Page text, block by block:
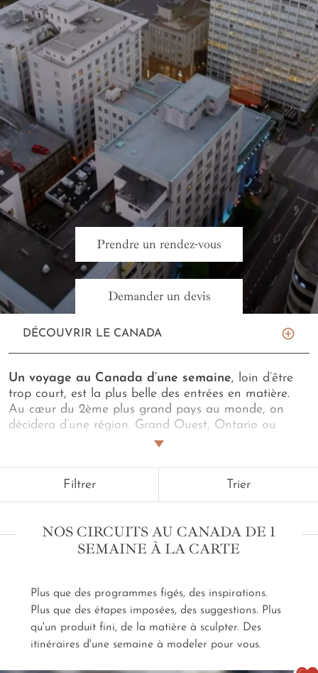
Prendre un rendez-vous
Demander un devis
DÉCOUVRIR LE CANADA
Un voyage au Canada d’une semaine, loin d’être
trop court, est la plus belle des entrées en matière.
Au cœur du 2ème plus grand pays au monde, on
décidera d’une région. Grand Ouest, Ontario ou
Québec ? Puis, on puisera dans ses envies, urbaines
créateurs d’aventures singulières,un voyage au
Canada d’une semaine sur mesure
. Côté villes, on
pourra compter sur Toronto où l’on passe de
semelles. Sur Montréal, parfait consensus entre New
York et Paris. Et Québec, seule cité fortifiée
Saguenay, ses caps et ses baies ? Tadoussac et ses
cétacés ? La Mauricie et ses lacs enchantés ? On
pourrait aussi venir en hiver, éclairé à la lueur d’une
cheminée. Dormir dans des cabanes de bois et, par la
Filtrer Trier
NOS CIRCUITS AU CANADA DE 1
SEMAINE À LA CARTE
Plus que des programmes figés, des inspirations.
Plus que des étapes imposées, des suggestions. Plus
qu'un produit fini, de la matière à sculpter. Des
itinéraires d'une semaine à modeler pour vous.